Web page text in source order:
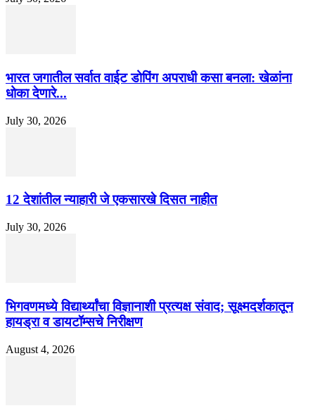
भारत जगातील सर्वात वाईट डोपिंग अपराधी कसा बनला: खेळांना
धोका देणारे...
July 30, 2026
12 देशांतील न्याहारी जे एकसारखे दिसत नाहीत
July 30, 2026
भिगवणमध्ये विद्यार्थ्यांचा विज्ञानाशी प्रत्यक्ष संवाद; सूक्ष्मदर्शकातून
हायड्रा व डायटॉम्सचे निरीक्षण
August 4, 2026